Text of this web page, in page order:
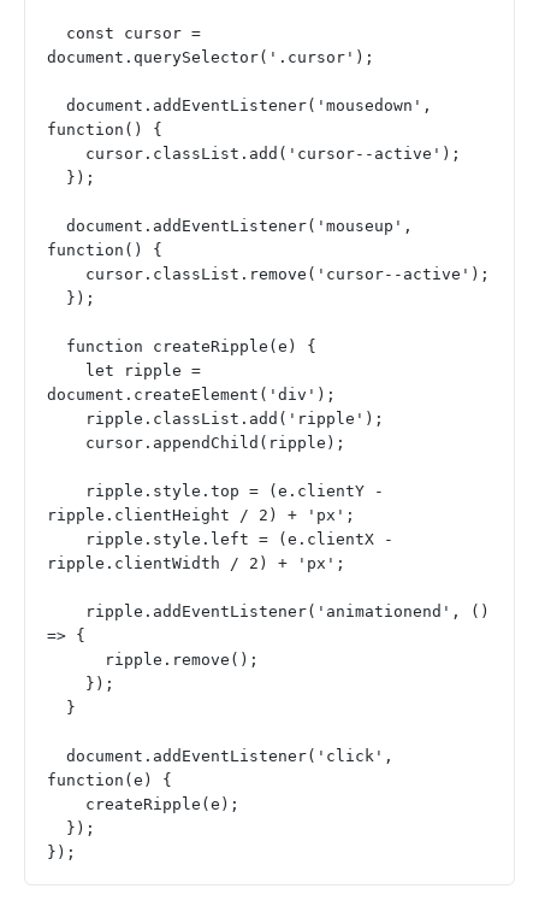
document.querySelector('.cursor');
function() {
    cursor.classList.add('cursor--active');
  });
function() {
    cursor.classList.remove('cursor--active');
  });
  function createRipple(e) {
document.createElement('div');
    ripple.classList.add('ripple');
    cursor.appendChild(ripple);
ripple.clientHeight / 2) + 'px';
ripple.clientWidth / 2) + 'px';
=> {
      ripple.remove();
    });
  }
function(e) {
    createRipple(e);
  });
});